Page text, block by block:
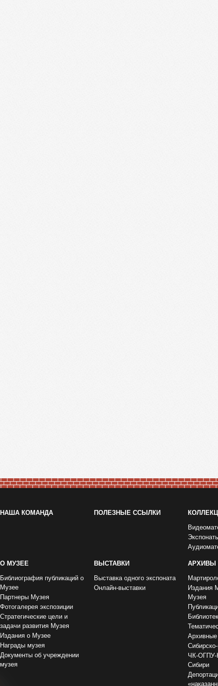
НАША КОМАНДА ПОЛЕЗНЫЕ ССЫЛКИ
О МУЗЕЕ
Библиография публикаций о
Музее
Партнеры Музея
Фотогалерея экспозиции
Стратегические цели и
задачи развития Музея
Издания о Музее
Награды музея
Документы об учреждении
музея
ВЫСТАВКИ
Выставка одного экспоната
Онлайн-выставки
АРХИВЫ
Издания
Музея
ЧК-
Сибири